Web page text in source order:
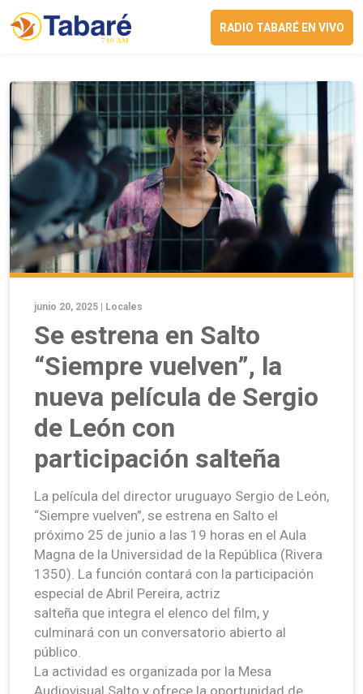
RADIO TABARÉ EN VIVO
junio 20, 2025 | Locales
Se estrena en Salto
“Siempre vuelven”, la
nueva película de Sergio
de León con
participación salteña
La película del director uruguayo Sergio de León,
“Siempre vuelven”, se estrena en Salto el
próximo 25 de junio a las 19 horas en el Aula
Magna de la Universidad de la República (Rivera
1350). La función contará con la participación
especial de Abril Pereira, actriz
salteña que integra el elenco del film, y
culminará con un conversatorio abierto al
público.
La actividad es organizada por la Mesa
Audiovisual Salto y ofrece la oportunidad de